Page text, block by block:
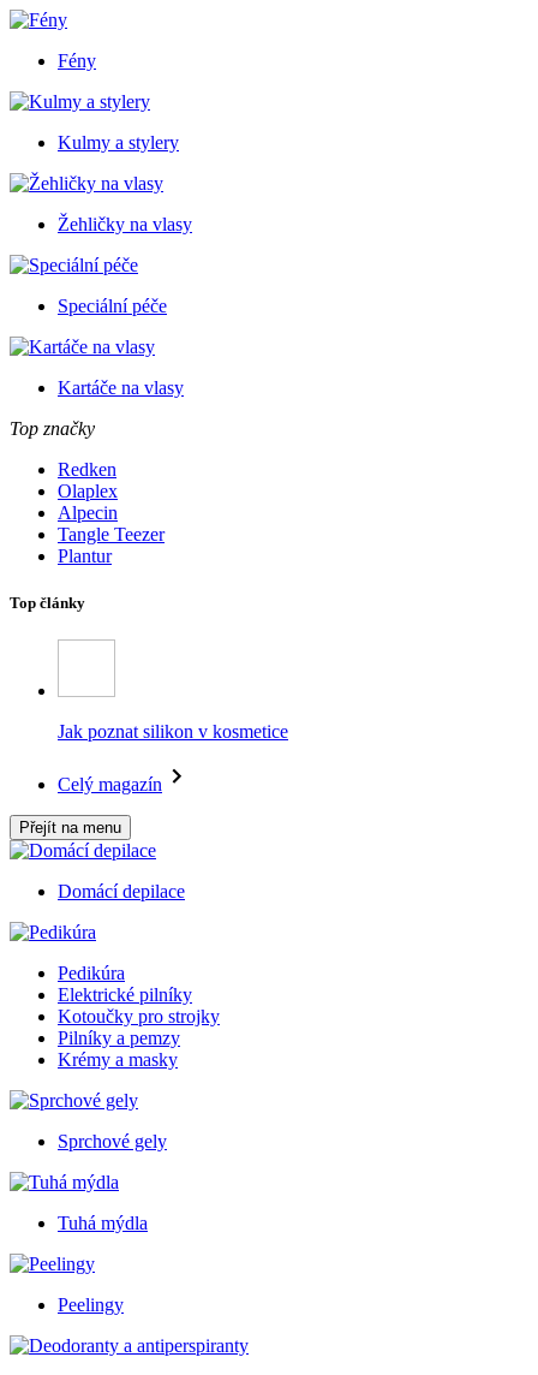
Fény
Kulmy a stylery
Žehličky na vlasy
Speciální péče
Kartáče na vlasy
Top značky
Redken
Olaplex
Alpecin
Tangle Teezer
Plantur
Top články
Jak poznat silikon v kosmetice
Celý magazín
Přejít na menu
Domácí depilace
Pedikúra
Elektrické pilníky
Kotoučky pro strojky
Pilníky a pemzy
Krémy a masky
Sprchové gely
Tuhá mýdla
Peelingy